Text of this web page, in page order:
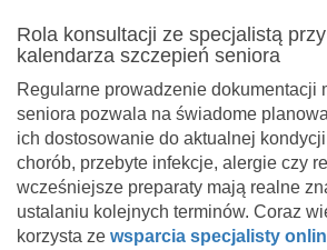
Rola konsultacji ze specjalistą
kalendarza szczepień seniora
Regularne prowadzenie dokumentacji
seniora pozwala na świadome
ich dostosowanie do aktualnej
chorób, przebyte infekcje, alergie czy
wcześniejsze preparaty mają realne
ustalaniu kolejnych terminów. Coraz
korzysta ze wsparcia specjalisty